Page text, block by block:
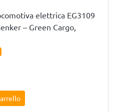
elettrica EG3109
– Green Cargo,